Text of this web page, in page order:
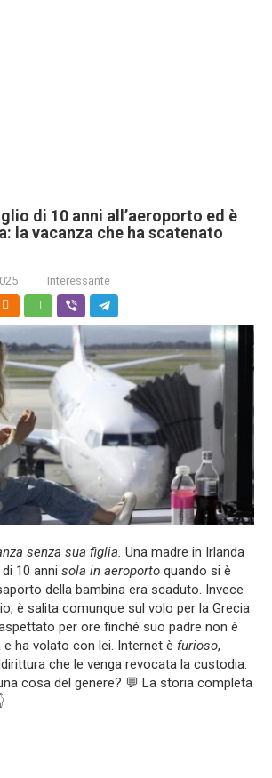
di 10 anni all’aeroporto ed è
la vacanza che ha scatenato
Interessante
senza sua figlia. Una madre in Irlanda
10 anni sola in aeroporto quando si è
della bambina era scaduto. Invece
è salita comunque sul volo per la Grecia
per ore finché suo padre non è
ha volato con lei. Internet è furioso,
che le venga revocata la custodia.
cosa del genere? 💬 La storia completa